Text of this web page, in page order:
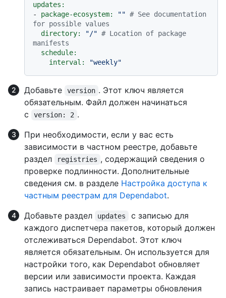
updates:
-
package-ecosystem: "" # See documentation
for possible values
directory:
"/" # Location of package
manifests
schedule:
interval:
"weekly"
Добавьте version . Этот ключ является
обязательным. Файл должен начинаться
с
version: 2 .
При необходимости, если у вас есть
зависимости в частном реестре, добавьте
раздел
registries , содержащий сведения о
проверке подлинности. Дополнительные
сведения см. в разделе Настройка доступа к
частным реестрам для Dependabot.
Добавьте раздел
updates
с записью для
каждого диспетчера пакетов, который должен
отслеживаться Dependabot. Этот ключ
является обязательным. Он используется для
настройки того, как Dependabot обновляет
версии или зависимости проекта. Каждая
запись настраивает параметры обновления